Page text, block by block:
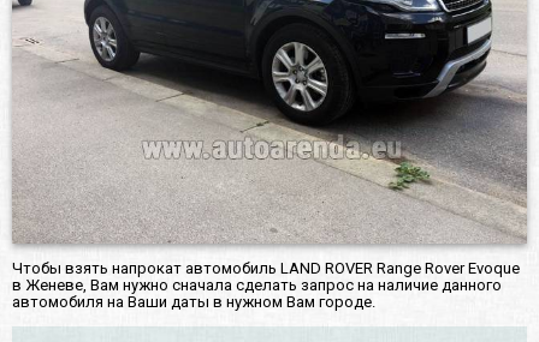
Чтобы взять напрокат автомобиль LAND ROVER Range Rover Evoque
в Женеве, Вам нужно сначала сделать запрос на наличие данного
автомобиля на Ваши даты в нужном Вам городе.